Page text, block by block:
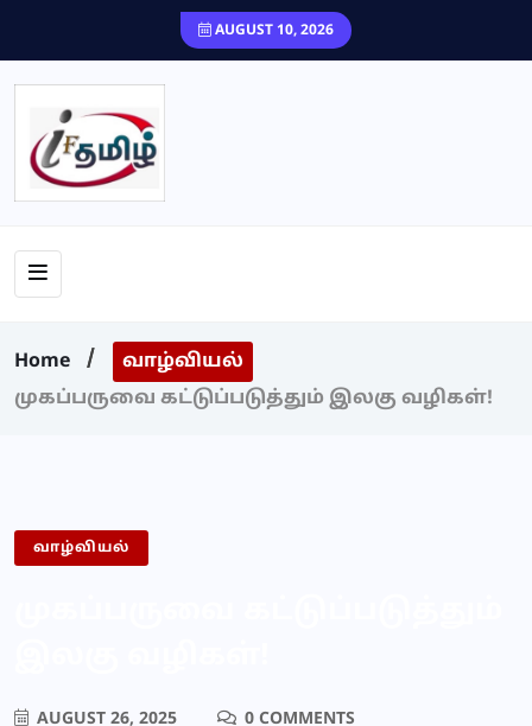
AUGUST 10, 2026
Home
வாழ்வியல்
முகப்பருவை கட்டுப்படுத்தும் இலகு வழிகள்!
வாழ்வியல்
AUGUST 26, 2025
0 COMMENTS